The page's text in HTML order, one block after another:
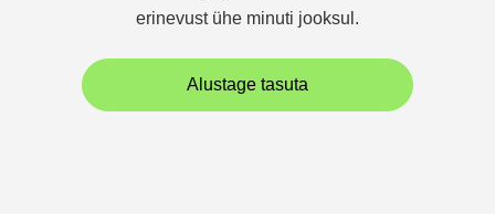
erinevust ühe minuti jooksul.
Alustage tasuta